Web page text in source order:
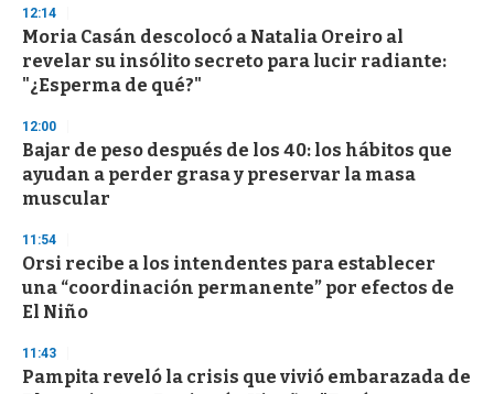
s
e
c
o
n
12:14
Moria Casán descolocó a Natalia Oreiro al
revelar su insólito secreto para lucir radiante:
"¿Esperma de qué?"
12:00
Bajar de peso después de los 40: los hábitos que
ayudan a perder grasa y preservar la masa
muscular
11:54
Orsi recibe a los intendentes para establecer
una “coordinación permanente” por efectos de
El Niño
11:43
Pampita reveló la crisis que vivió embarazada de